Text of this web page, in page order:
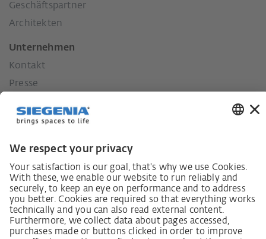
Geschäftspartner
Architekten
Unternehmen
Kontakt
Presse
Unsere Werte
Karriere